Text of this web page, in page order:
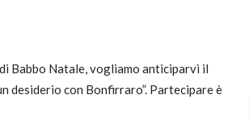
Babbo Natale, vogliamo anticiparvi il
desiderio con Bonfirraro”. Partecipare è